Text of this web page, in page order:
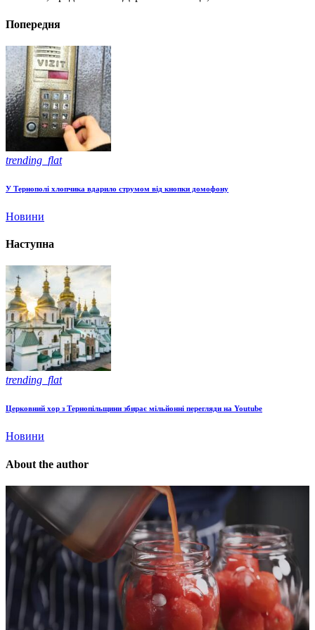
Попередня
trending_flat
У Тернополі хлопчика вдарило струмом від кнопки домофону
Новини
Наступна
trending_flat
Церковний хор з Тернопільщини збирає мільйонні перегляди на Youtube
Новини
About the author